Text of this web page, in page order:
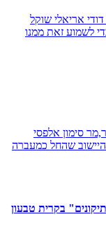
אריאלי שוקל
לשמוע זאת ממנו
סימון אלפסי
שהחל כמעברה
בקרית טבעון